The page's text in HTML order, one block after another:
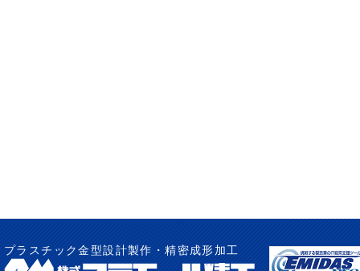
プラスチック金型設計製作・精密成形加工